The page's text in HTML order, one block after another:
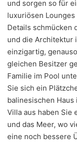
und sorgen so für
luxuriösen
Details schmücken
und die Architektur
einzigartig,
gleichen Besitzer
Familie im Pool
Sie sich ein
balinesischen
Villa aus haben Sie
und das Meer, wo
eine noch bessere